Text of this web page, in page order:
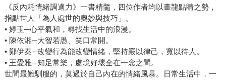
《反內耗情緒調適力》一書精髓，四位作者均以畫龍點睛之勢，
指點世人「為人處世的奧妙與技巧」。
• 婷玉─心平氣和，尋找生活中的浪漫。
• 陳依湘─大智若愚、笑口常開。
• 鄭伊秦─改變行為能改變情緒，堅持嚴以律己，寬以待人。
• 王愛雅─知足常樂，處境好壞全在一念之間。
世間最難馴服的，莫過於自己內在的情緒風暴。日常生活中，一